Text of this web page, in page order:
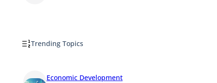
Trending Topics
Economic Development